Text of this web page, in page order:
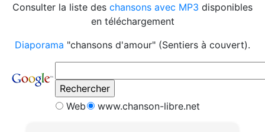
Consulter la liste des chansons avec MP3 disponibles
en téléchargement
Diaporama "chansons d'amour" (Sentiers à couvert).
Web www.chanson-libre.net